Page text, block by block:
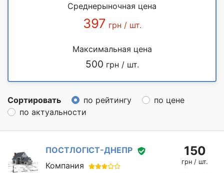
Среднерыночная цена
397 грн / шт.
Максимальная цена
500 грн / шт.
Сортировать по рейтингу
по цене
по актуальности
ПОСТЛОГІСТ-ДНЕПР
Компания
150
грн / шт.